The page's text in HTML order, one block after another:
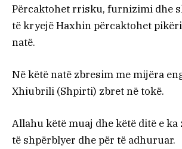
Përcaktohet rrisku, furnizimi dhe
të kryejë Haxhin përcaktohet
natë.
Në këtë natë zbresim me mijëra
Xhiubrili (Shpirti) zbret në tokë.
Allahu këtë muaj dhe këtë ditë e
të shpërblyer dhe për të adhuruar.